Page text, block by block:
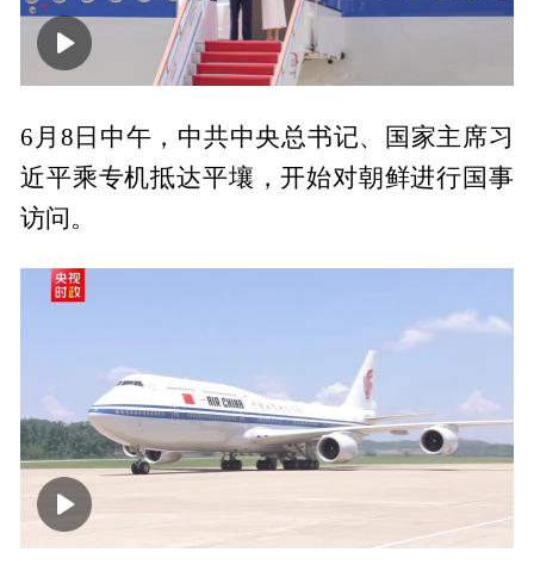
00:00
6月8日中午，中共中央总书记、国家主席习
近平乘专机抵达平壤，开始对朝鲜进行国事
访问。
00:00